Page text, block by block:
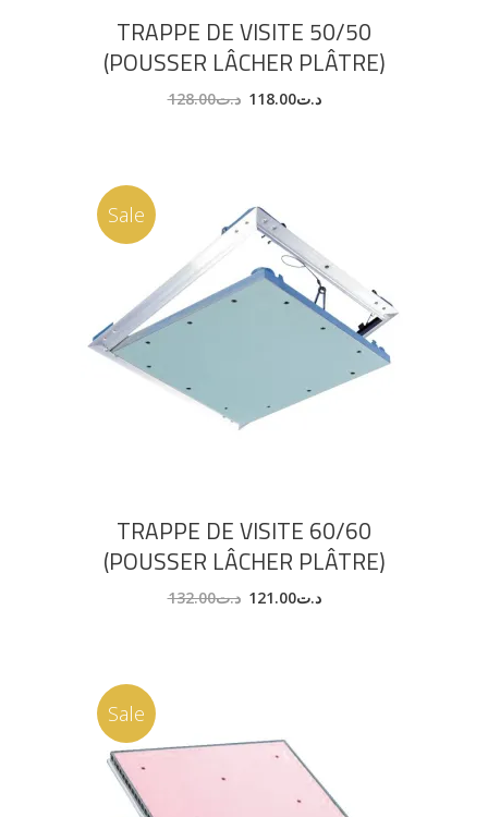
TRAPPE DE VISITE 50/50
(POUSSER LÂCHER PLÂTRE)
د.ت128.00 د.ت118.00
Sale
AJOUTER AU PANIER
TRAPPE DE VISITE 60/60
(POUSSER LÂCHER PLÂTRE)
د.ت132.00 د.ت121.00
Sale